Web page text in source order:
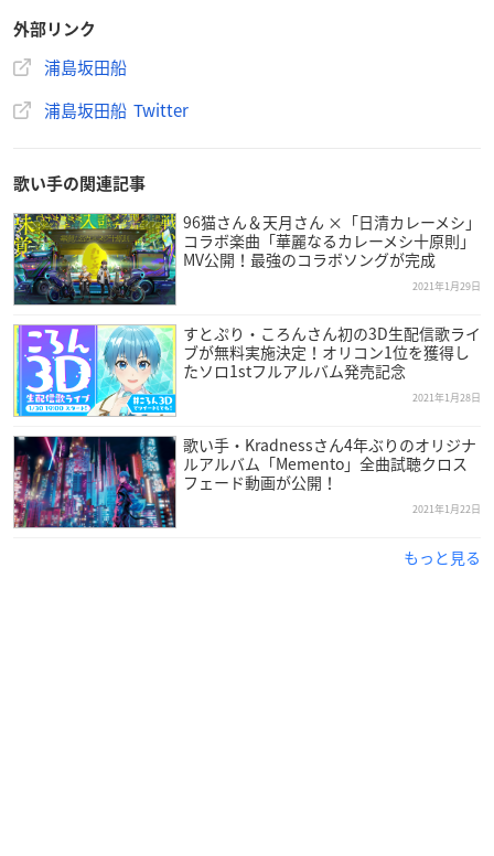
配信概要
【配信日時】
【配信プラットフォーム】
ツイキャス／YouTubeライブ
【動画】最強Drive!!／
pic.twitter.com/AxIurG8TNm
— 浦島坂田船公式 (@USSS_info) February 8, 2021
外部リンク
浦島坂田船
浦島坂田船 Twitter
歌い手の関連記事
96猫さん＆天月さん ×「日清カレーメシ」
コラボ楽曲「華麗なるカレーメシ十原則」
MV公開！最強のコラボソングが完成
2021年1月29日
すとぷり・ころんさん初の3D生配信歌ライ
ブが無料実施決定！オリコン1位を獲得し
たソロ1stフルアルバム発売記念
2021年1月28日
歌い手・Kradnessさん4年ぶりのオリジナ
ルアルバム「Memento」全曲試聴クロス
フェード動画が公開！
2021年1月22日
もっと見る